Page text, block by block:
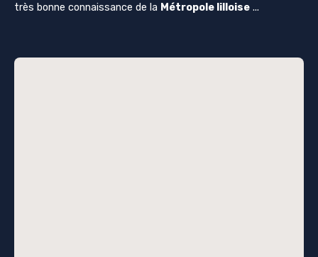
très bonne connaissance de la Métropole lilloise ...